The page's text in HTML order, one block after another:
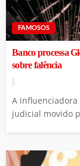
FAMOSOS
Banco processa
sobre falência
A influenciadora
judicial movido